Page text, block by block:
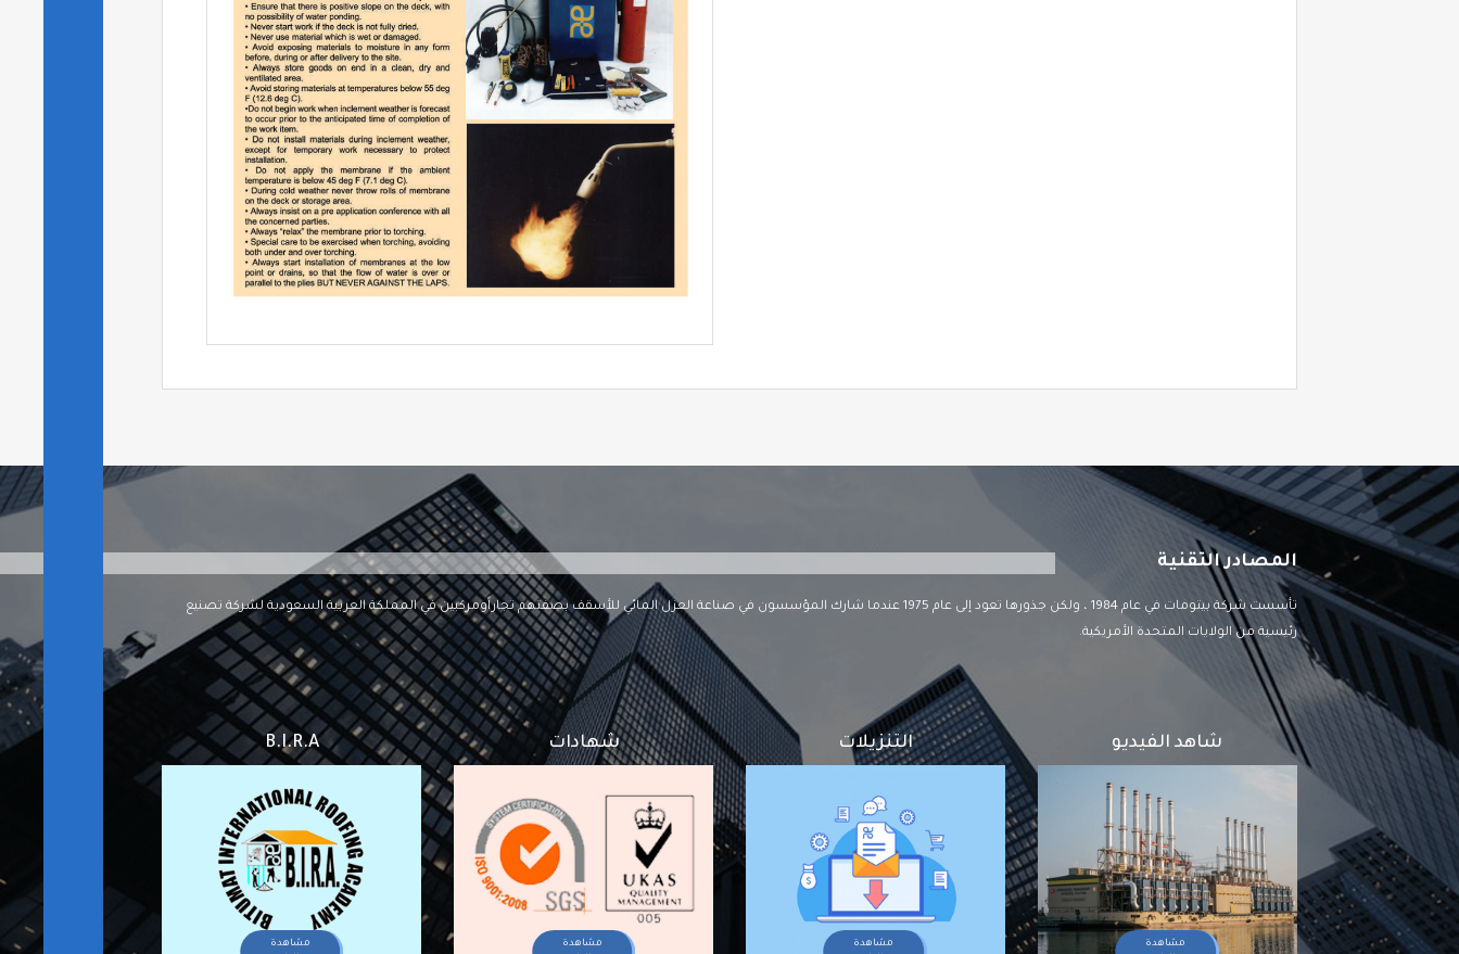
المصادر التقنية
تأسست شركة بيتومات في عام 1984 ، ولكن جذورها تعود إلى عام 1975 عندما شارك المؤسسون في صناعة العزل المائي للأسقف بصفتهم تجاراًومركبين في المملكة العربية السعودية لشركة تصنيع
رئيسية من الولايات المتحدة الأمريكية.
B.I.R.A
مشاهدة
شهادات
مشاهدة
التنزيلات
مشاهدة
شاهد الفيديو
مشاهدة